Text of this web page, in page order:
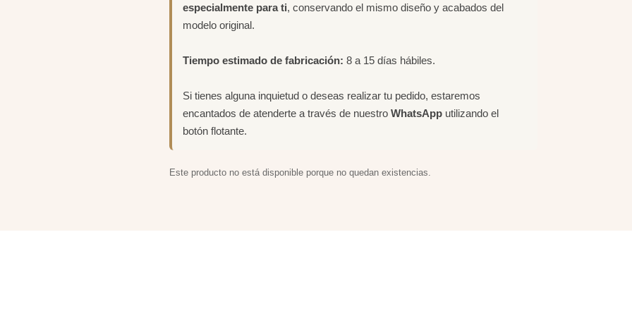
especialmente para ti, conservando el mismo diseño y acabados del
modelo original.
Tiempo estimado de fabricación: 8 a 15 días hábiles.
Si tienes alguna inquietud o deseas realizar tu pedido, estaremos
encantados de atenderte a través de nuestroWhatsApp utilizando el
botón flotante.
Este producto no está disponible porque no quedan existencias.